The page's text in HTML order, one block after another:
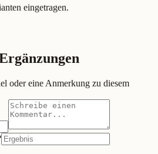
eingetragen.
oder eine Anmerkung zu diesem